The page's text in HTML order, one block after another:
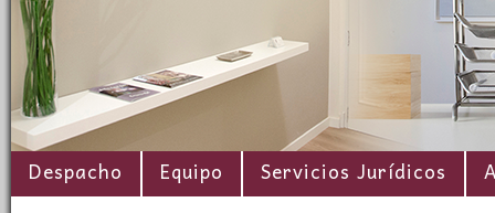
Despacho Equipo Servicios Jurídicos